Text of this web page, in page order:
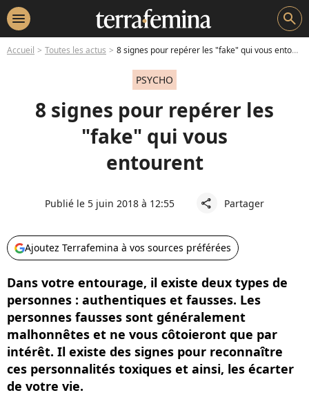
menu search
Accueil Toutes les actus 8 signes pour repérer les "fake" qui vous entourent
PSYCHO
8 signes pour repérer les
"fake" qui vous
entourent
Publié le 5 juin 2018 à 12:55 share Partager
Ajoutez Terrafemina à vos sources préférées
Dans votre entourage, il existe deux types de
personnes : authentiques et fausses. Les
personnes fausses sont généralement
malhonnêtes et ne vous côtoieront que par
intérêt. Il existe des signes pour reconnaître
ces personnalités toxiques et ainsi, les écarter
de votre vie.